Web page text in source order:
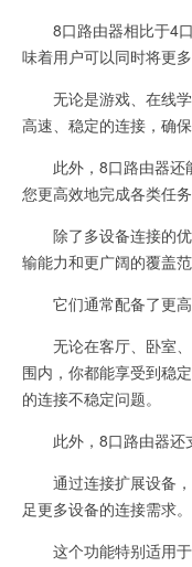
8口路由器相比于4口
味着用户可以同时将更
无论是游戏、在线学
高速、稳定的连接，确
此外，8口路由器还
您更高效地完成各类任务
除了多设备连接的优
输能力和更广阔的覆盖范
它们通常配备了更高
无论在客厅、卧室、
围内，你都能享受到稳
的连接不稳定问题。
此外，8口路由器还
通过连接扩展设备，
足更多设备的连接需求。
这个功能特别适用于